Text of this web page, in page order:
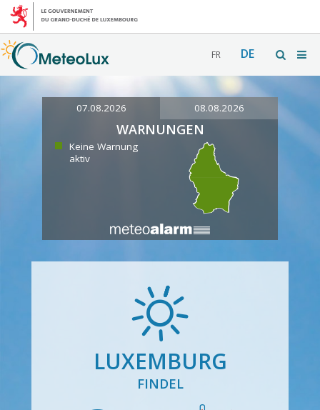
FR DE
07.08.2026 08.08.2026
WARNUNGEN
Keine Warnung
aktiv
LUXEMBURG
FINDEL